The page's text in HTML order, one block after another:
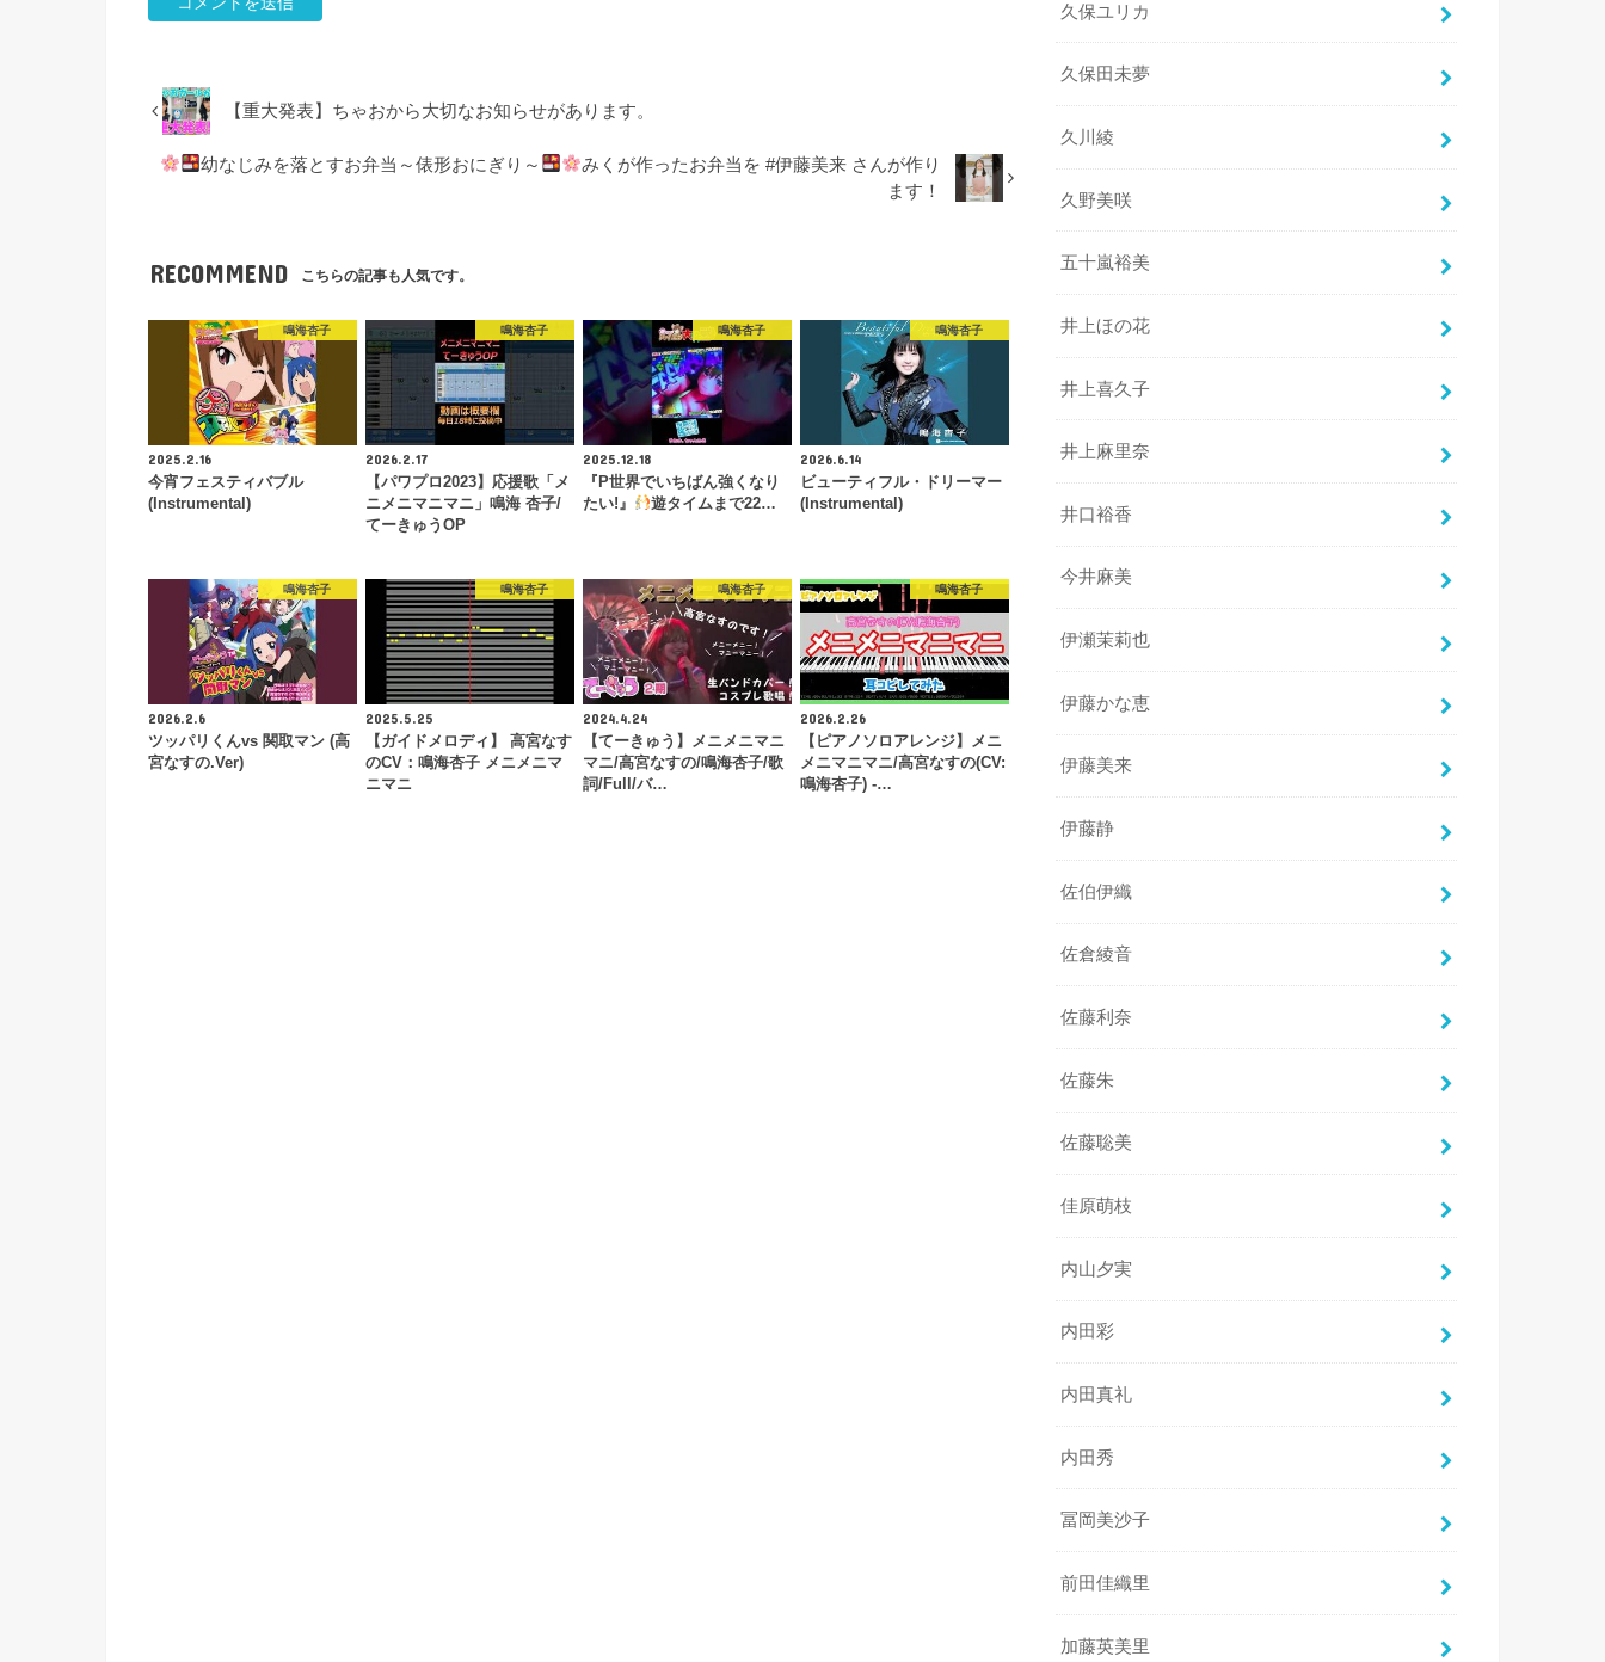
【重大発表】ちゃおから大切なお知らせがあります。
幼なじみを落とすお弁当～俵形おにぎり～
みくが作ったお弁当を #伊藤美来 さんが作り
ます！
RECOMMEND こちらの記事も人気です。
鳴海杏子
2025.2.16
今宵フェスティバブル
(Instrumental)
鳴海杏子
2026.2.17
【パワプロ2023】応援歌「メ
ニメニマニマニ」鳴海 杏子/
てーきゅうOP
鳴海杏子
2025.12.18
『P世界でいちばん強くなり
たい!』
遊タイムまで22…
鳴海杏子
2026.6.14
ビューティフル・ドリーマー
(Instrumental)
鳴海杏子
2026.2.6
ツッパリくんvs 関取マン (高
宮なすの.Ver)
鳴海杏子
2025.5.25
【ガイドメロディ】 高宮なす
のCV：鳴海杏子 メニメニマ
ニマニ
鳴海杏子
2024.4.24
【てーきゅう】メニメニマニ
マニ/高宮なすの/鳴海杏子/歌
詞/Full/バ…
鳴海杏子
2026.2.26
【ピアノソロアレンジ】メニ
メニマニマニ/高宮なすの(CV:
鳴海杏子) -…
久保ユリカ
久保田未夢
久川綾
久野美咲
五十嵐裕美
井上ほの花
井上喜久子
井上麻里奈
井口裕香
今井麻美
伊瀬茉莉也
伊藤かな恵
伊藤美来
伊藤静
佐伯伊織
佐倉綾音
佐藤利奈
佐藤朱
佐藤聡美
佳原萌枝
内山夕実
内田彩
内田真礼
内田秀
冨岡美沙子
前田佳織里
加藤英美里